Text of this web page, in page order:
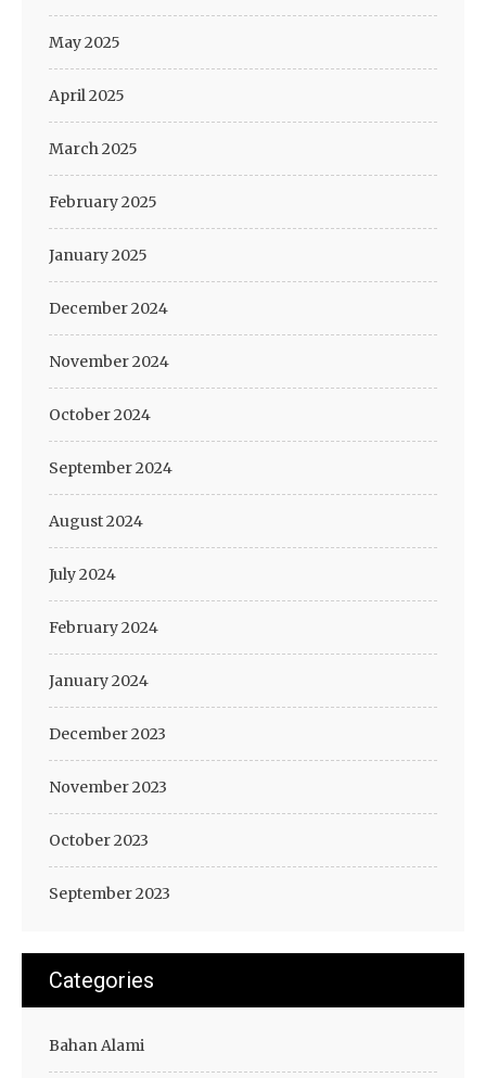
May 2025
April 2025
March 2025
February 2025
January 2025
December 2024
November 2024
October 2024
September 2024
August 2024
July 2024
February 2024
January 2024
December 2023
November 2023
October 2023
September 2023
Categories
Bahan Alami